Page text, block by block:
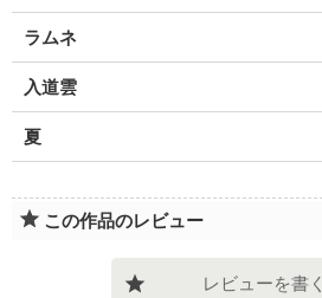
ラムネ
入道雲
夏
この作品のレビュー
レビューを書く